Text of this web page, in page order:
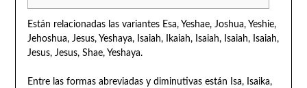
Están relacionadas las variantes Esa, Yeshae, Joshua, Yeshie,
Jehoshua, Jesus, Yeshaya, Isaiah, Ikaiah, Isaiah, Isaiah, Isaiah,
Jesus, Jesus, Shae, Yeshaya.
Entre las formas abreviadas y diminutivas están Isa, Isaika,